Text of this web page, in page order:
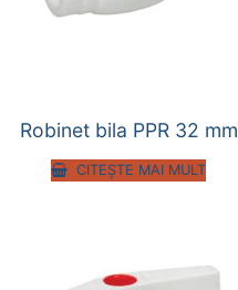
Robinet bila PPR 32 mm
CITEȘTE MAI MULT